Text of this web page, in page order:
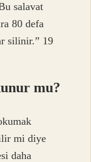
salavat
80 defa
silinir.” 19
mu?
mi diye
daha